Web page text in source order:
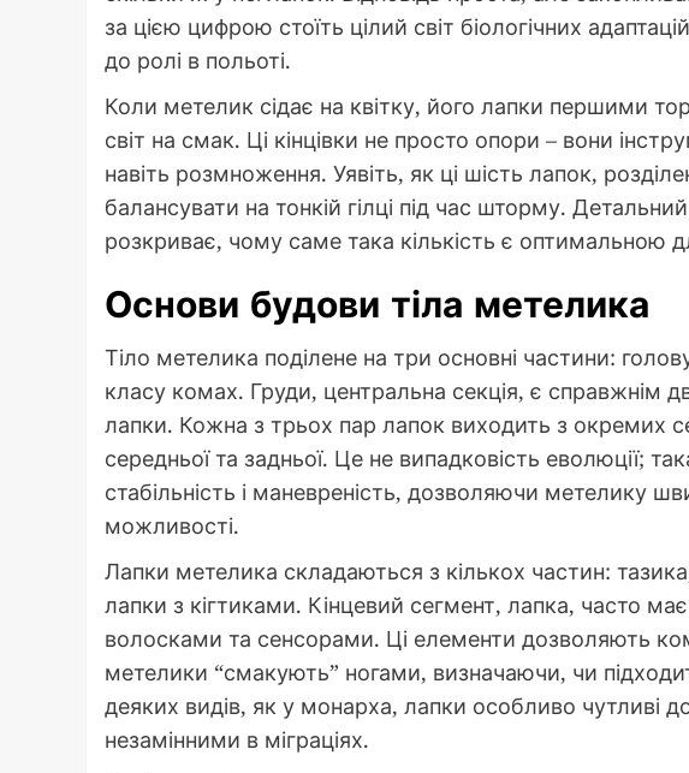
за цією цифрою стоїть цілий світ біологічних
до ролі в польоті.
Коли метелик сідає на квітку, його лапки першими
світ на смак. Ці кінцівки не просто опори – вони
навіть розмноження. Уявіть, як ці шість лапок,
балансувати на тонкій гілці під час шторму.
розкриває, чому саме така кількість є оптимальною
Основи будови тіла метелика
Тіло метелика поділене на три основні частини:
класу комах. Груди, центральна секція, є справжнім
лапки. Кожна з трьох пар лапок виходить з окремих
середньої та задньої. Це не випадковість еволюції;
стабільність і маневреність, дозволяючи метелику
можливості.
Лапки метелика складаються з кількох частин:
лапки з кігтиками. Кінцевий сегмент, лапка, часто
волосками та сенсорами. Ці елементи дозволяють
метелики “смакують” ногами, визначаючи, чи
деяких видів, як у монарха, лапки особливо чутливі
незамінними в міграціях.